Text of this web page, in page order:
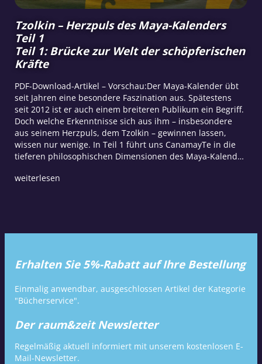
Tzolkin – Herzpuls des Maya-Kalenders
Teil 1
Teil 1: Brücke zur Welt der schöpferischen
Kräfte
PDF-Download-Artikel – Vorschau:Der Maya-Kalender übt
seit Jahren eine besondere Faszination aus. Spätestens
seit 2012 ist er auch einem breiteren Publikum ein Begriff.
Doch welche Erkenntnisse sich aus ihm – insbesondere
aus seinem Herzpuls, dem Tzolkin – gewinnen lassen,
wissen nur wenige. In Teil 1 führt uns CanamayTe in die
tieferen philosophischen Dimensionen des Maya-Kalend…
weiterlesen
Erhalten Sie 5%-Rabatt auf Ihre Bestellung
Einmalig anwendbar, ausgeschlossen Artikel der Kategorie
"Bücherservice".
Der raum&zeit Newsletter
Regelmäßig aktuell informiert mit unserem kostenlosen E-
Mail-Newsletter.